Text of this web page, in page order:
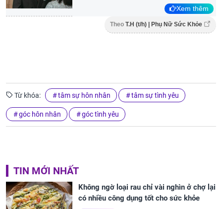
Xem thêm
Theo T.H (t/h) | Phụ Nữ Sức Khỏe
Từ khóa: tâm sự hôn nhân tâm sự tình yêu
góc hôn nhân góc tình yêu
TIN MỚI NHẤT
Không ngờ loại rau chỉ vài nghìn ở chợ lại
có nhiều công dụng tốt cho sức khỏe